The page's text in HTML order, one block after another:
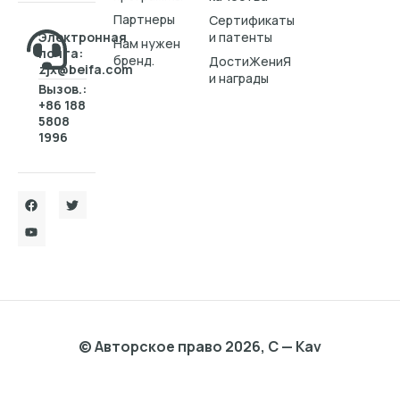
Электронная
почта:
zjx@beifa.com
Вызов.:
+86 188
5808
1996
Партнеры
Нам нужен
бренд.
Cертификаты
и патенты
ДостиЖениЯ
и награды
© Авторское право 2026, C — Kav